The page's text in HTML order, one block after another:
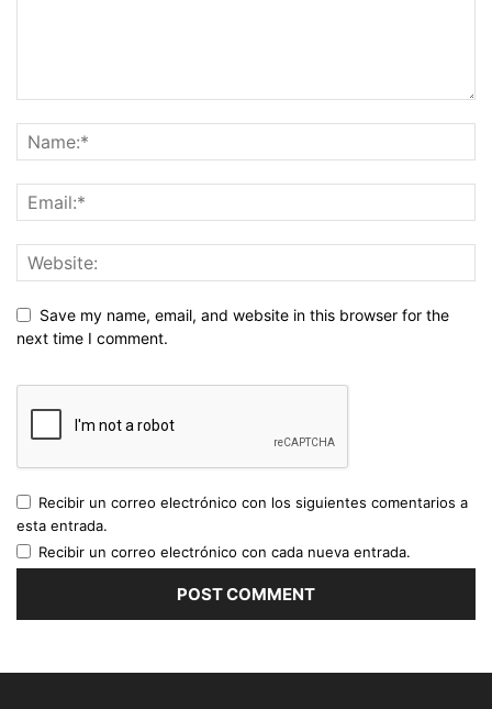
Save my name, email, and website in this browser for the
next time I comment.
Recibir un correo electrónico con los siguientes comentarios a
esta entrada.
Recibir un correo electrónico con cada nueva entrada.